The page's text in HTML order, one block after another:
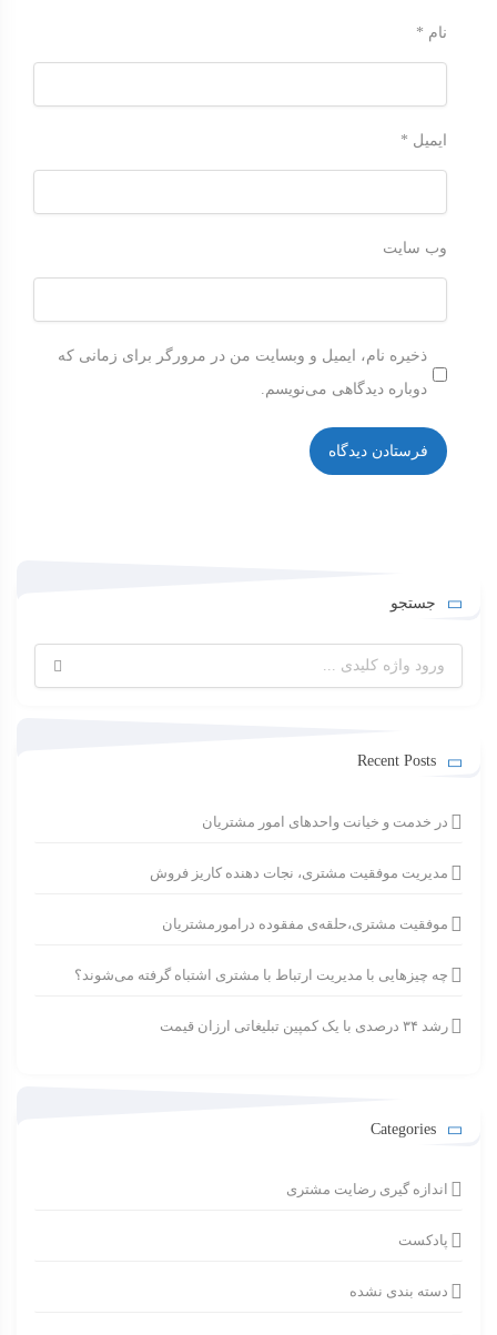
نام *
ایمیل *
وب‌ سایت
ذخیره نام، ایمیل و وبسایت من در مرورگر برای زمانی که
دوباره دیدگاهی می‌نویسم.
جستجو
برای:
Recent Posts
در خدمت و خیانت واحدهای امور مشتریان
مدیریت موفقیت مشتری، نجات دهنده کاریز فروش
موفقیت مشتری،حلقه‌ی مفقوده درامورمشتریان
چه چیزهایی با مدیریت ارتباط با مشتری اشتباه گرفته می‌شوند؟
رشد ۳۴ درصدی با یک کمپین تبلیغاتی ارزان قیمت
Categories
اندازه گیری رضایت مشتری
پادکست
دسته بندی نشده